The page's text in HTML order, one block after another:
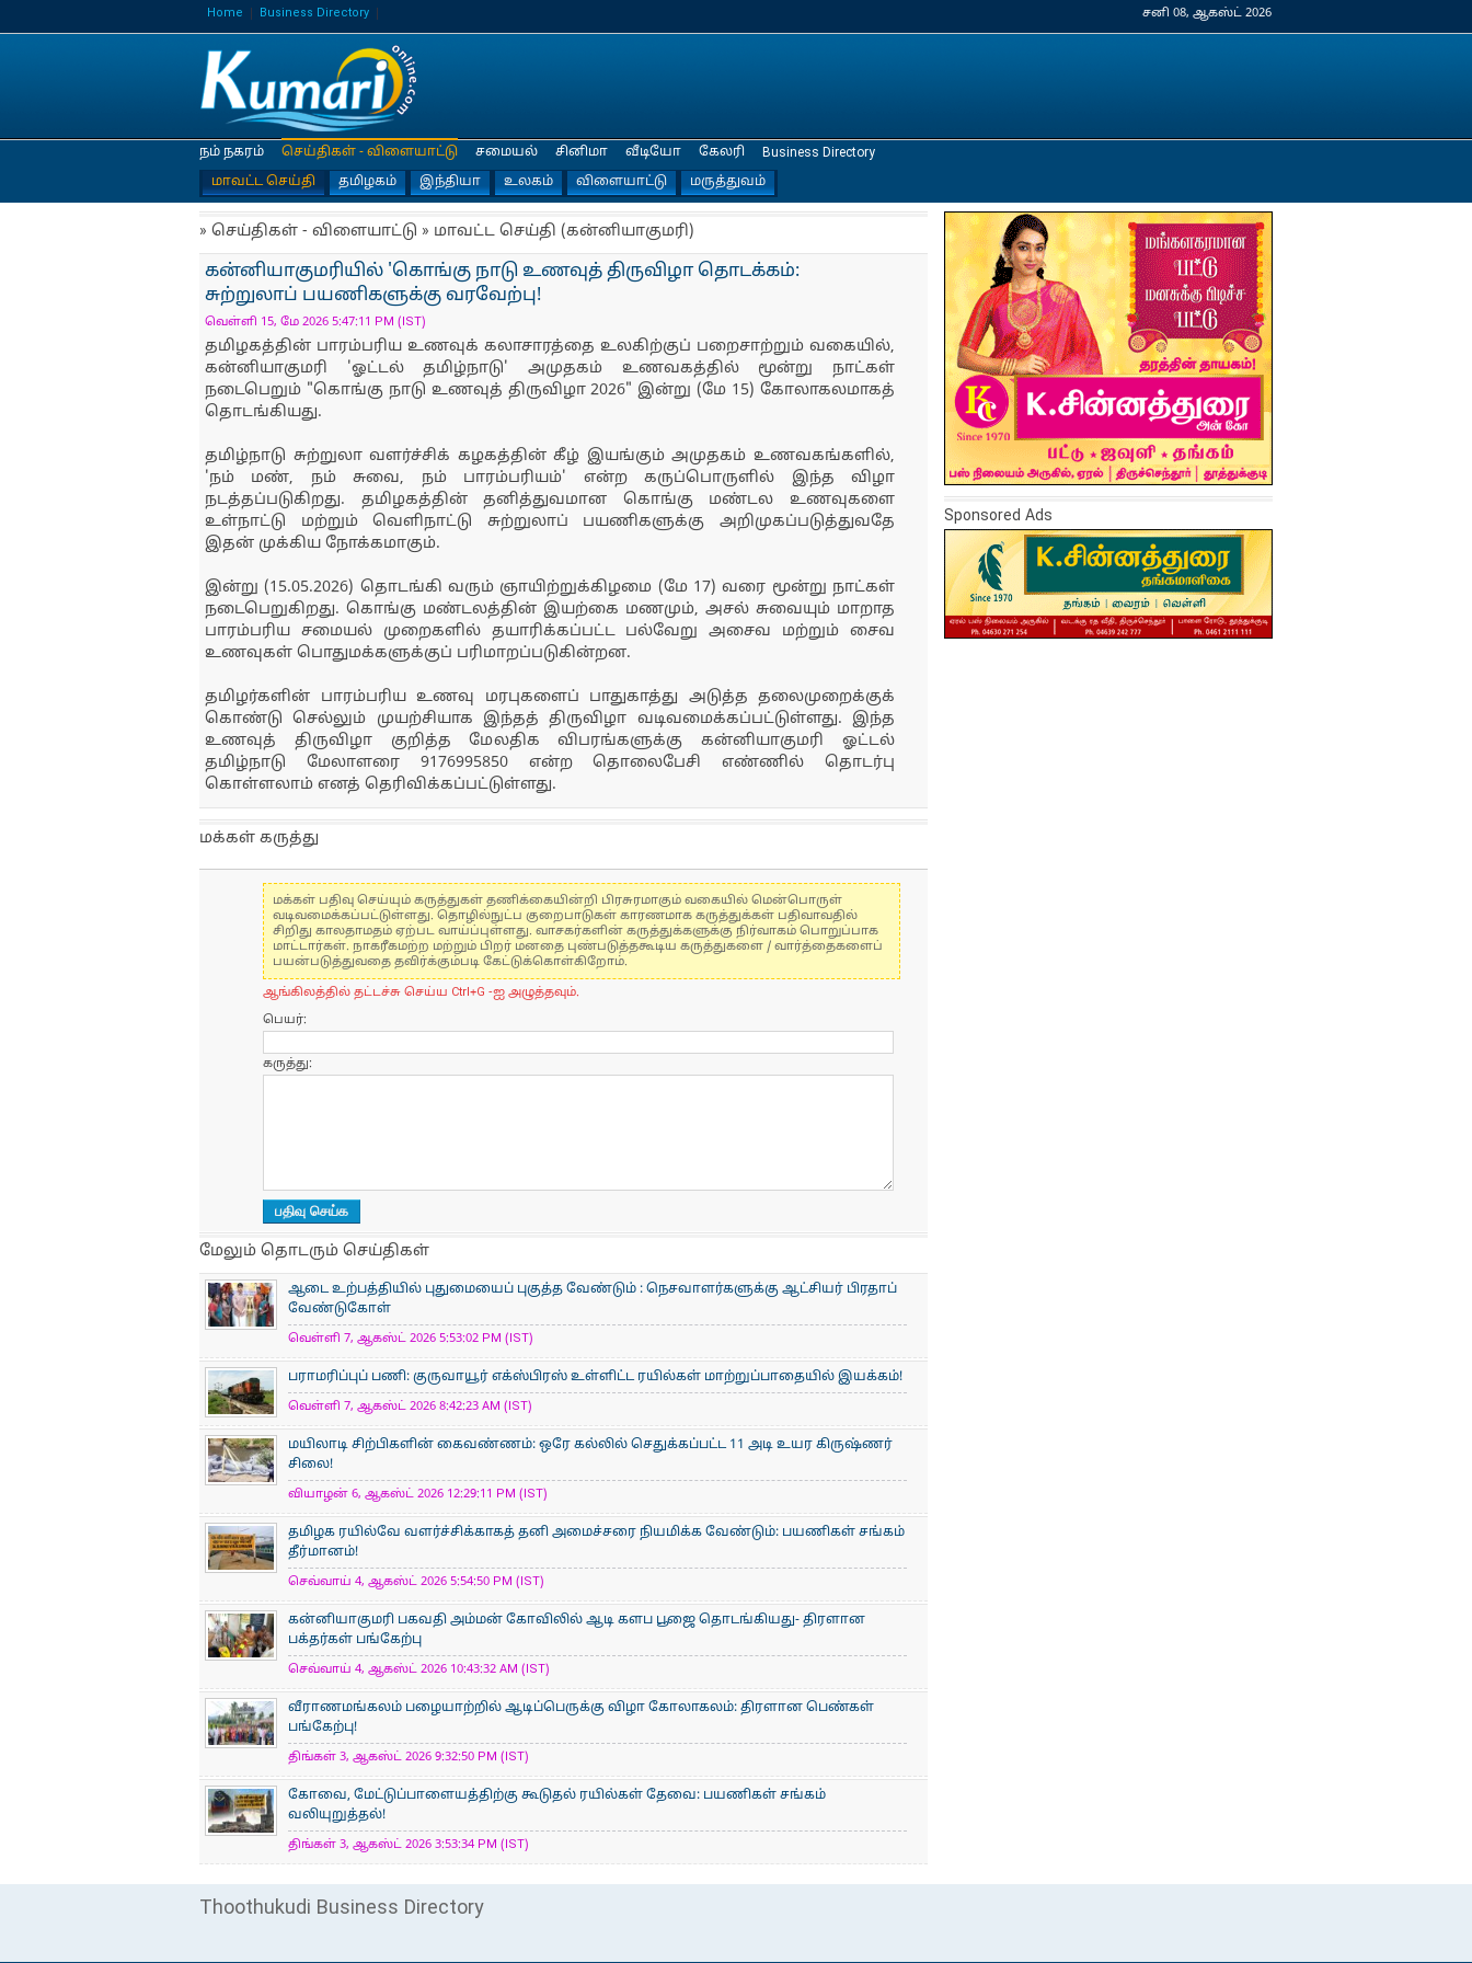
Home Business Directory சனி 08, ஆகஸ்ட் 2026
நம் நகரம்
செய்திகள் - விளையாட்டு
மாவட்ட செய்தி
தமிழகம் இந்தியா உலகம் விளையாட்டு மருத்துவம்
சமையல் சினிமா வீடியோ கேலரி Business Directory
» செய்திகள் - விளையாட்டு » மாவட்ட செய்தி (கன்னியாகுமரி)
கன்னியாகுமரியில் 'கொங்கு நாடு உணவுத் திருவிழா தொடக்கம்:
சுற்றுலாப் பயணிகளுக்கு வரவேற்பு!
வெள்ளி 15, மே 2026 5:47:11 PM (IST)
தமிழகத்தின் பாரம்பரிய உணவுக் கலாசாரத்தை உலகிற்குப் பறைசாற்றும் வகையில்,
கன்னியாகுமரி 'ஓட்டல் தமிழ்நாடு' அமுதகம் உணவகத்தில் மூன்று நாட்கள்
நடைபெறும் "கொங்கு நாடு உணவுத் திருவிழா 2026" இன்று (மே 15) கோலாகலமாகத்
தொடங்கியது.
தமிழ்நாடு சுற்றுலா வளர்ச்சிக் கழகத்தின் கீழ் இயங்கும் அமுதகம் உணவகங்களில்,
'நம் மண், நம் சுவை, நம் பாரம்பரியம்' என்ற கருப்பொருளில் இந்த விழா
நடத்தப்படுகிறது. தமிழகத்தின் தனித்துவமான கொங்கு மண்டல உணவுகளை
உள்நாட்டு மற்றும் வெளிநாட்டு சுற்றுலாப் பயணிகளுக்கு அறிமுகப்படுத்துவதே
இதன் முக்கிய நோக்கமாகும்.
இன்று (15.05.2026) தொடங்கி வரும் ஞாயிற்றுக்கிழமை (மே 17) வரை மூன்று நாட்கள்
நடைபெறுகிறது. கொங்கு மண்டலத்தின் இயற்கை மணமும், அசல் சுவையும் மாறாத
பாரம்பரிய சமையல் முறைகளில் தயாரிக்கப்பட்ட பல்வேறு அசைவ மற்றும் சைவ
உணவுகள் பொதுமக்களுக்குப் பரிமாறப்படுகின்றன.
தமிழர்களின் பாரம்பரிய உணவு மரபுகளைப் பாதுகாத்து அடுத்த தலைமுறைக்குக்
கொண்டு செல்லும் முயற்சியாக இந்தத் திருவிழா வடிவமைக்கப்பட்டுள்ளது. இந்த
உணவுத் திருவிழா குறித்த மேலதிக விபரங்களுக்கு கன்னியாகுமரி ஓட்டல்
தமிழ்நாடு மேலாளரை 9176995850 என்ற தொலைபேசி எண்ணில் தொடர்பு
கொள்ளலாம் எனத் தெரிவிக்கப்பட்டுள்ளது.
மக்கள் கருத்து
மக்கள் பதிவு செய்யும் கருத்துகள் தணிக்கையின்றி பிரசுரமாகும் வகையில் மென்பொருள்
வடிவமைக்கப்பட்டுள்ளது. தொழில்நுட்ப குறைபாடுகள் காரணமாக கருத்துக்கள் பதிவாவதில்
சிறிது காலதாமதம் ஏற்பட வாய்ப்புள்ளது. வாசகர்களின் கருத்துக்களுக்கு நிர்வாகம் பொறுப்பாக
மாட்டார்கள். நாகரீகமற்ற மற்றும் பிறர் மனதை புண்படுத்தகூடிய கருத்துகளை / வார்த்தைகளைப்
பயன்படுத்துவதை தவிர்க்கும்படி கேட்டுக்கொள்கிறோம்.
ஆங்கிலத்தில் தட்டச்சு செய்ய Ctrl+G -ஐ அழுத்தவும்.
பெயர்:
கருத்து:
மேலும் தொடரும் செய்திகள்
ஆடை உற்பத்தியில் புதுமையைப் புகுத்த வேண்டும் : நெசவாளர்களுக்கு ஆட்சியர் பிரதாப்
வேண்டுகோள்
வெள்ளி 7, ஆகஸ்ட் 2026 5:53:02 PM (IST)
பராமரிப்புப் பணி: குருவாயூர் எக்ஸ்பிரஸ் உள்ளிட்ட ரயில்கள் மாற்றுப்பாதையில் இயக்கம்!
வெள்ளி 7, ஆகஸ்ட் 2026 8:42:23 AM (IST)
மயிலாடி சிற்பிகளின் கைவண்ணம்: ஒரே கல்லில் செதுக்கப்பட்ட 11 அடி உயர கிருஷ்ணர்
சிலை!
வியாழன் 6, ஆகஸ்ட் 2026 12:29:11 PM (IST)
தமிழக ரயில்வே வளர்ச்சிக்காகத் தனி அமைச்சரை நியமிக்க வேண்டும்: பயணிகள் சங்கம்
தீர்மானம்!
செவ்வாய் 4, ஆகஸ்ட் 2026 5:54:50 PM (IST)
கன்னியாகுமரி பகவதி அம்மன் கோவிலில் ஆடி களப பூஜை தொடங்கியது- திரளான
பக்தர்கள் பங்கேற்பு
செவ்வாய் 4, ஆகஸ்ட் 2026 10:43:32 AM (IST)
வீராணமங்கலம் பழையாற்றில் ஆடிப்பெருக்கு விழா கோலாகலம்: திரளான பெண்கள்
பங்கேற்பு!
திங்கள் 3, ஆகஸ்ட் 2026 9:32:50 PM (IST)
கோவை, மேட்டுப்பாளையத்திற்கு கூடுதல் ரயில்கள் தேவை: பயணிகள் சங்கம்
வலியுறுத்தல்!
திங்கள் 3, ஆகஸ்ட் 2026 3:53:34 PM (IST)
Sponsored Ads
Thoothukudi Business Directory